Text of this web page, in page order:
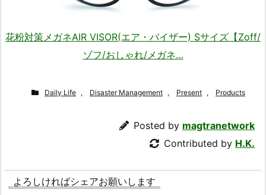
花粉対策メガネAIR VISOR(エア・バイザー) Sサイズ【Zoff/
ゾフ/おしゃれ/メガネ…
Daily Life , Disaster Management , Present , Products
Posted by magtranetwork
Contributed by H.K.
よろしければシェアお願いします